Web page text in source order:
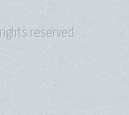
reserved.